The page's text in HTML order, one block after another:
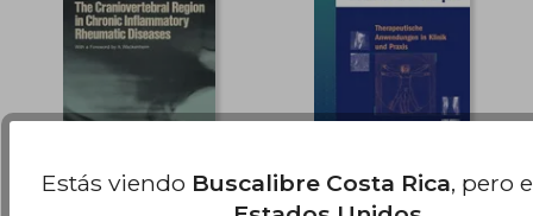
Estás viendo Buscalibre Costa Rica, pero